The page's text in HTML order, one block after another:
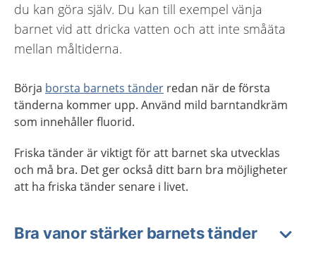
du kan göra själv. Du kan till exempel vänja
barnet vid att dricka vatten och att inte småäta
mellan måltiderna.
Börja borsta barnets tänder redan när de första
tänderna kommer upp. Använd mild barntandkräm
som innehåller fluorid.
Friska tänder är viktigt för att barnet ska utvecklas
och må bra. Det ger också ditt barn bra möjligheter
att ha friska tänder senare i livet.
Bra vanor stärker barnets tänder